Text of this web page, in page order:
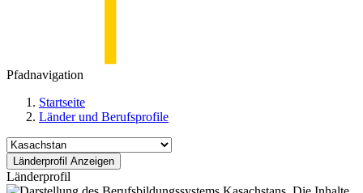
Pfadnavigation
Startseite
Länder und Berufsprofile
Länderprofil